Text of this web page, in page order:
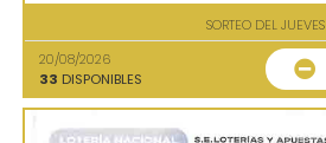
SORTEO DEL JUEVES
20/08/2026
33 DISPONIBLES